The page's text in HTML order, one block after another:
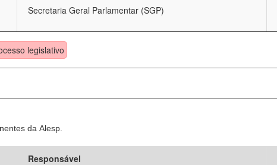
Secretaria Geral Parlamentar (SGP)
legislativo
da Alesp.
Responsável